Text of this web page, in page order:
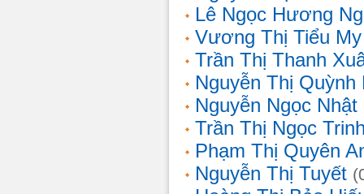
Lê Ngọc Hương
Vương Thị Tiểu My
Trần Thị Thanh
Nguyễn Thị Quỳnh
Nguyễn Ngọc Nhật
Trần Thị Ngọc
Phạm Thị Quyên
Nguyễn Thị Tuyết